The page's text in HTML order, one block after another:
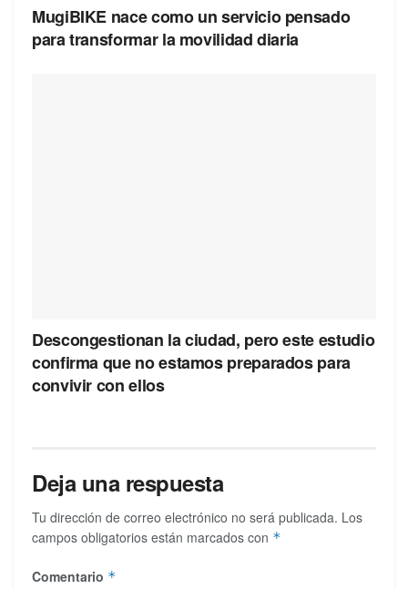
MugiBIKE nace como un servicio pensado
para transformar la movilidad diaria
Descongestionan la ciudad, pero este estudio
confirma que no estamos preparados para
convivir con ellos
Deja una respuesta
Tu dirección de correo electrónico no será publicada. Los
campos obligatorios están marcados con *
Comentario *